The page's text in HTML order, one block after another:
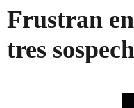
Frustran
tres